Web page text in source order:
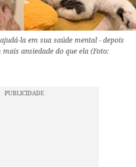
la em sua saúde mental - depois
ansiedade do que ela (Foto: